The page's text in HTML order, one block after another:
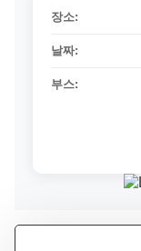
장소:
날짜:
부스: